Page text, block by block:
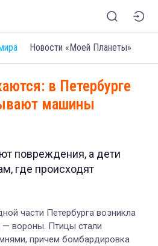
Новости «Моей Планеты»
в Петербурге
машины
повреждения, а дети
где происходят
части Петербурга возникла
вороны. Птицы стали
причем бомбардировка